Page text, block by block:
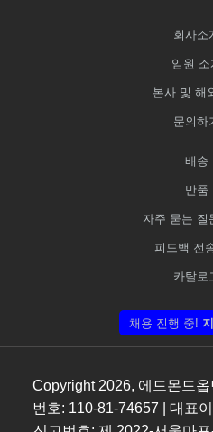
회사소
임원 소
본사 및 해
문의하
배송
반품
자주 묻는 질
피드백 전
카탈로
채용 진행 중!
Copyright 2026, 에드몬드
번호: 110-81-74657 | 대표